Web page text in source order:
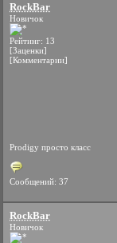
RockBar
Новичок
Рейтинг: 13
[Заценки]
[Комментарии]
Prodigy просто класс
Сообщений: 37
RockBar
Новичок